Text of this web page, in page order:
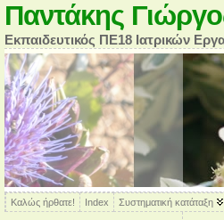
Παντάκης
Εκπαιδευτικός ΠΕ18 Ιατρικών
Καλώς ήρθατε! Index Συστηματική κατάταξη